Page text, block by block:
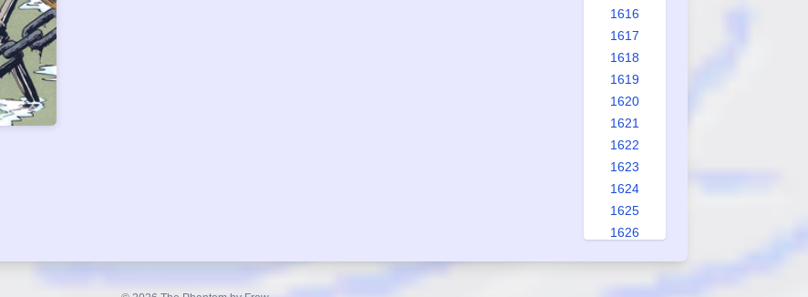
1616
1617
1618
1619
1620
1621
1622
1623
1624
1625
1626